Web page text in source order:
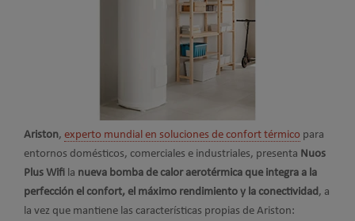
Ariston, experto mundial en soluciones de confort térmico para
entornos domésticos, comerciales e industriales, presenta Nuos
Plus Wifi la nueva bomba de calor aerotérmica que integra a la
perfección el confort, el máximo rendimiento y la conectividad, a
la vez que mantiene las características propias de Ariston: